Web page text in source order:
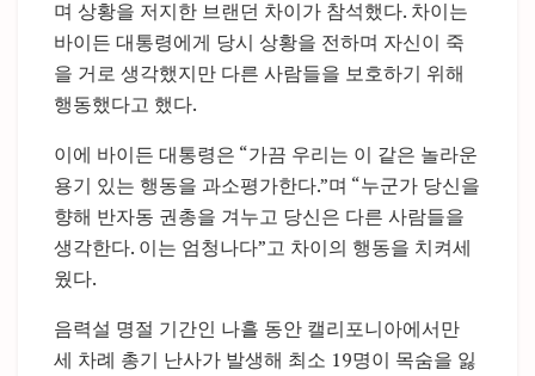
며 상황을 저지한 브랜던 차이가 참석했다. 차이는
바이든 대통령에게 당시 상황을 전하며 자신이 죽
을 거로 생각했지만 다른 사람들을 보호하기 위해
행동했다고 했다.
이에 바이든 대통령은 “가끔 우리는 이 같은 놀라운
용기 있는 행동을 과소평가한다.”며 “누군가 당신을
향해 반자동 권총을 겨누고 당신은 다른 사람들을
생각한다. 이는 엄청나다”고 차이의 행동을 치켜세
웠다.
음력설 명절 기간인 나흘 동안 캘리포니아에서만
세 차례 총기 난사가 발생해 최소 19명이 목숨을 잃